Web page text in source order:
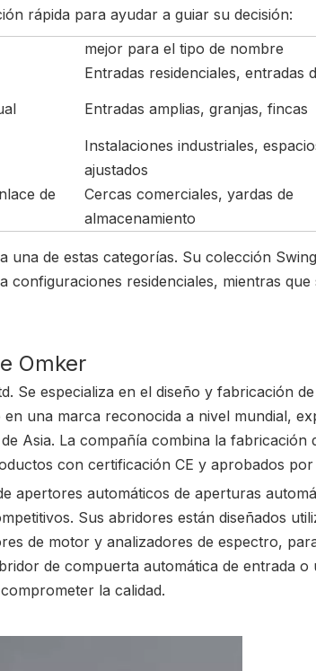
rápida para ayudar a guiar su decisión:
mejor para el tipo de nombre
Entradas residenciales, entradas
Entradas amplias, granjas, fincas
Instalaciones industriales,
ajustados
de
Cercas comerciales, yardas de
almacenamiento
de estas categorías. Su colección
configuraciones residenciales, mientras que
Omker
Se especializa en el diseño y fabricación
una marca reconocida a nivel mundial,
Asia. La compañía combina la fabricación
con certificación CE y aprobados por
apertores automáticos de aperturas
Sus abridores están diseñados
de motor y analizadores de espectro,
de compuerta automática de entrada o
la calidad.